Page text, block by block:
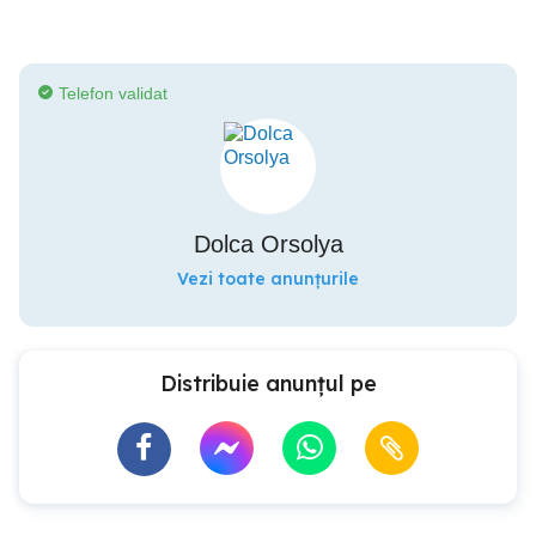
Telefon validat
Dolca Orsolya
Vezi toate anunțurile
Distribuie anunțul pe